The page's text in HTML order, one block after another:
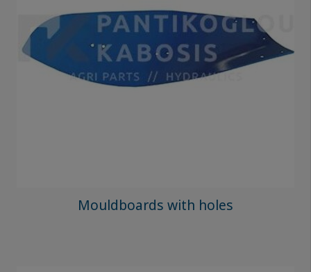
Mouldboards with holes